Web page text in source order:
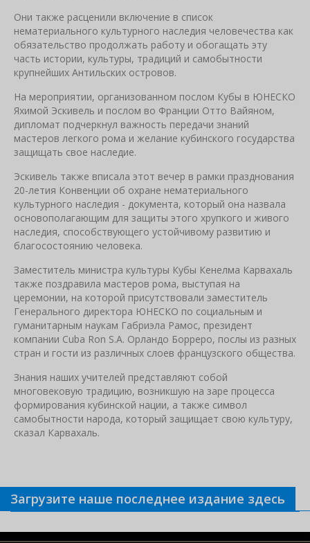
Они также расценили включение в список
нематериального культурного наследия человечества как
обязательство продолжать работу и обогащать эту
часть истории, культуры, традиций и самобытности
крупнейших Антильских островов.
На мероприятии, организованном послом Кубы в ЮНЕСКО
Яхимой Эскивель и послом во Франции Отто Вайяном,
дипломат подчеркнул важность передачи знаний
мастеров легкого рома и желание кубинского государства
защищать свое наследие.
Эскивель также вписала этот вечер в рамки празднования
20-летия Конвенции об охране нематериального
культурного наследия - документа, который она назвала
основополагающим для защиты этого хрупкого и живого
наследия, способствующего устойчивому развитию и
благосостоянию человека.
Заместитель министра культуры Кубы Кенелма Карвахаль
также поздравила мастеров рома, выступая на
церемонии, на которой присутствовали заместитель
Генерального директора ЮНЕСКО по социальным и
гуманитарным наукам Габриэла Рамос, президент
компании Cuba Ron S.A. Орландо Борреро, послы из разных
стран и гости из различных слоев французского общества.
Знания наших учителей представляют собой
многовековую традицию, возникшую на заре процесса
формирования кубинской нации, а также символ
самобытности народа, который защищает свою культуру,
сказал Карвахаль.
Связанные новости
Загрузите наше последнее издание здесь